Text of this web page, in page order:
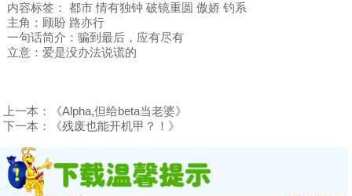
内容标签： 都市 情有独钟 破镜重圆 傲娇 钓系
主角：顾盼 路亦行
一句话简介：骗到最后，应有尽有
立意：爱是没办法说谎的
上一本：
《Alpha,但给beta当老婆》
下一本：
《残废也能开机甲？！》